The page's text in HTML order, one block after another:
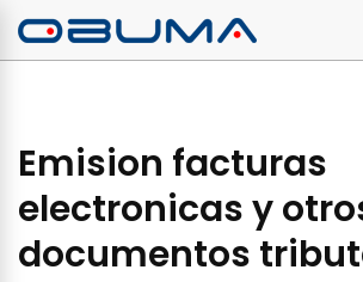
Emision facturas
electronicas y
documentos